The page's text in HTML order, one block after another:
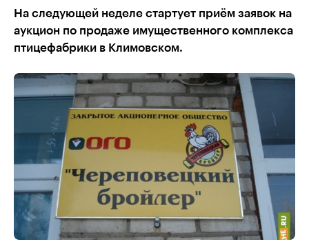
На следующей неделе стартует приём заявок на
аукцион по продаже имущественного комплекса
птицефабрики в Климовском.